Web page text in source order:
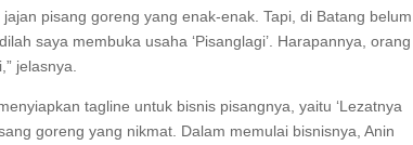
pisang goreng yang enak-enak. Tapi, di Batang belum
saya membuka usaha ‘Pisanglagi’. Harapannya, orang
jelasnya.
tagline untuk bisnis pisangnya, yaitu ‘Lezatnya
goreng yang nikmat. Dalam memulai bisnisnya, Anin